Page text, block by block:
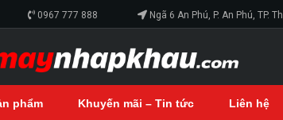
Ngã 6 An Phú, P. An Phú, TP.
0967 777 888
phẩm Khuyến mãi – Tin tức Liên hệ